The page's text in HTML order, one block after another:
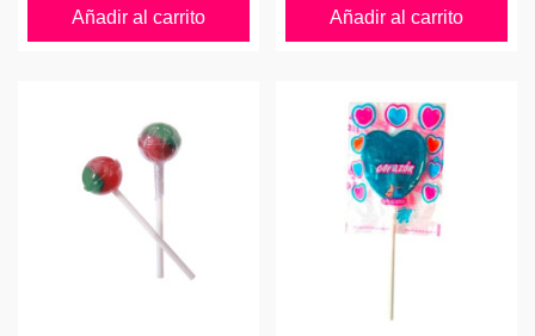
Añadir al carrito Añadir al carrito